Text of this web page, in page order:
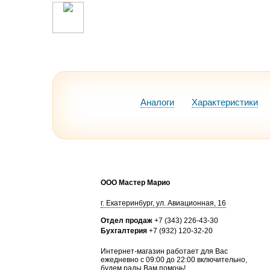
Аналоги Характеристики
ООО Мастер Марио
г. Екатеринбург, ул. Авиационная, 16
Отдел продаж +7 (343) 226-43-30
Бухгалтерия +7 (932) 120-32-20
Интернет-магазин работает для Вас
ежедневно с 09:00 до 22:00 включительно,
будем рады Вам помочь!